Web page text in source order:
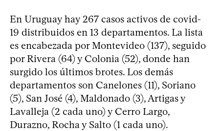
En Uruguay hay 267 casos activos de covid-
19 distribuidos en 13 departamentos. La lista
es encabezada por Montevideo (137), seguido
por Rivera (64) y Colonia (52), donde han
surgido los últimos brotes. Los demás
departamentos son Canelones (11), Soriano
(5), San José (4), Maldonado (3), Artigas y
Lavalleja (2 cada uno) y Cerro Largo,
Durazno, Rocha y Salto (1 cada uno).